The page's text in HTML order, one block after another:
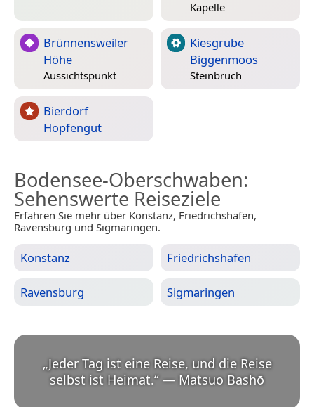
Kapelle
Brünnensweiler
Höhe
Aussichtspunkt
Kiesgrube
Biggenmoos
Steinbruch
Bierdorf
Hopfengut
Bodensee-Oberschwaben:
Sehenswerte Reiseziele
Erfahren Sie mehr über Konstanz, Friedrichshafen,
Ravensburg und Sigmaringen.
Konstanz Friedrichshafen
Ravensburg Sigmaringen
„Jeder Tag ist eine Reise, und die Reise
selbst ist Heimat.“ — Matsuo Bashō